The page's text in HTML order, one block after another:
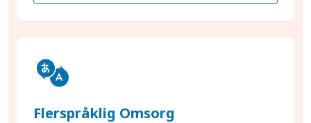
Flerspråklig Omsorg